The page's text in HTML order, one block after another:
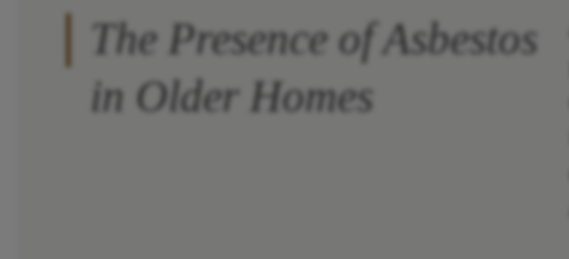
The Presence of Asbestos
in Older Homes